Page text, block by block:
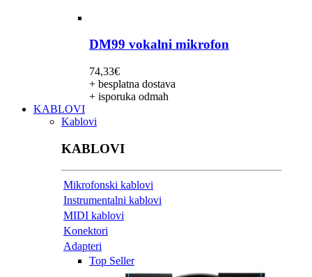
DM99 vokalni mikrofon
74,33€
+ besplatna dostava
+ isporuka odmah
KABLOVI
Kablovi
KABLOVI
Mikrofonski kablovi
Instrumentalni kablovi
MIDI kablovi
Konektori
Adapteri
Top Seller